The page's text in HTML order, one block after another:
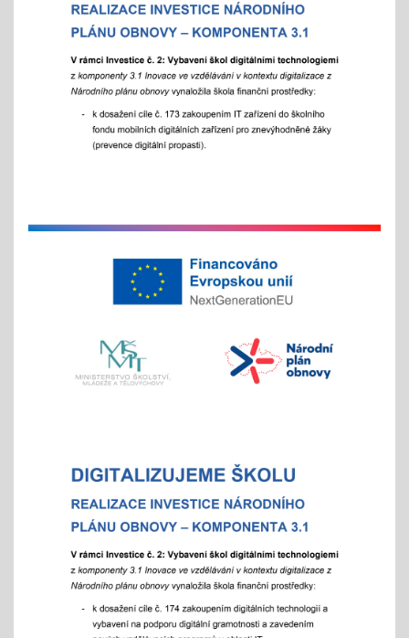
25.11.2025
celoškolní slavnostní akce
25. 11. 2025
na jaře si potom vyberou žáci 2. st. odměnu/
volný vstup s programem
4x - od 11. do 20. 11.
aneb "Kam na střední?"
pedagogy a školním parlamentem
- od 16 hod.
Adaptační týden - tradiční
01.09.2025
- celoškoní akce 1.- 5. 9./ aktivity pro zlepšení
komunikace a sociálního klima